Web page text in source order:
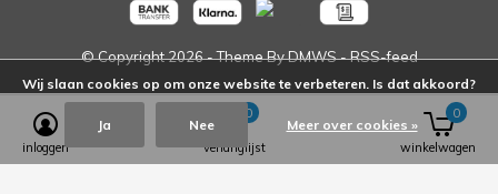
© Copyright2026- Theme ByDMWS-RSS-feed
inloggen verlanglijst
0
winkelwagen
0
Wij slaan cookies op om onze website te verbeteren. Is dat akkoord?
Ja Nee Meer over cookies »